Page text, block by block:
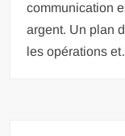
communication
argent. Un plan
les opérations